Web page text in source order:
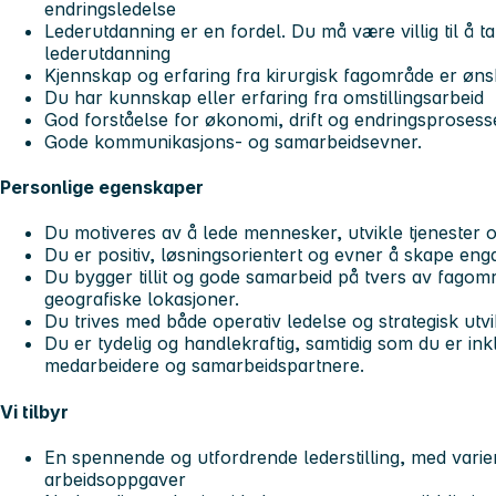
endringsledelse
Lederutdanning er en fordel. Du må være villig til å
lederutdanning
Kjennskap og erfaring fra kirurgisk fagområde er
Du har kunnskap eller erfaring fra omstillingsarbeid
God forståelse for økonomi, drift og
Gode kommunikasjons- og samarbeidsevner.
Personlige egenskaper
Du motiveres av å lede mennesker, utvikle tjenester
Du er positiv, løsningsorientert og evner å skape
Du bygger tillit og gode samarbeid på tvers av
geografiske lokasjoner.
Du trives med både operativ ledelse og strategisk
Du er tydelig og handlekraftig, samtidig som du er
medarbeidere og samarbeidspartnere.
Vi tilbyr
En spennende og utfordrende lederstilling, med
arbeidsoppgaver